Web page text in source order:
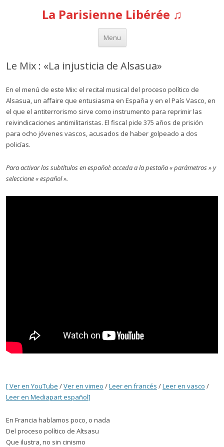
La Parisienne Libérée ♫
Menu
Aller au contenu
Le Mix : «La injusticia de Alsasua»
En el menú de este Mix: el recital musical del proceso político de
Alsasua, un affaire que entusiasma en España y en el País Vasco, en
el que el antiterrorismo sirve como instrumento para reprimir las
reivindicaciones antimilitaristas. El fiscal pide 375 años de prisión
para ocho jóvenes vascos, acusados de haber golpeado a dos
policías.
Para activar los subtítulos en español: acceda a la pestaña « parámetros » y
seleccione « español ».
[ Ver en YouTube /Ver en vimeo /Leer en francés /Leer en vasco /
Leer en Mediapart español]
En Francia hablamos poco, o nada
Del proceso político de Altsasu
Que ilustra, no sin cinismo